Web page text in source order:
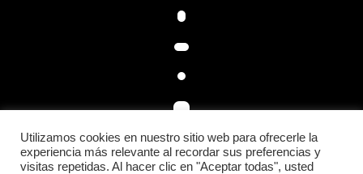
Utilizamos cookies en nuestro sitio web para ofrecerle la
experiencia más relevante al recordar sus preferencias y
visitas repetidas. Al hacer clic en "Aceptar todas", usted